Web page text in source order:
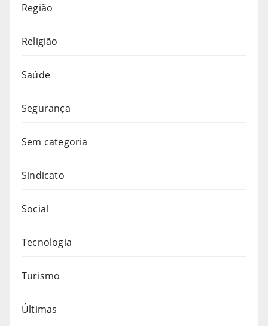
Região
Religião
Saúde
Segurança
Sem categoria
Sindicato
Social
Tecnologia
Turismo
Últimas